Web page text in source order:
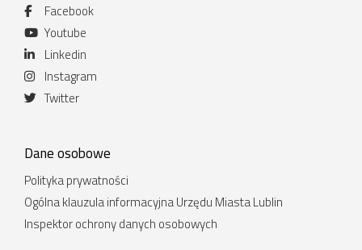
Facebook
Youtube
Linkedin
Instagram
Twitter
Dane osobowe
Polityka prywatności
Ogólna klauzula informacyjna Urzędu Miasta Lublin
Inspektor ochrony danych osobowych